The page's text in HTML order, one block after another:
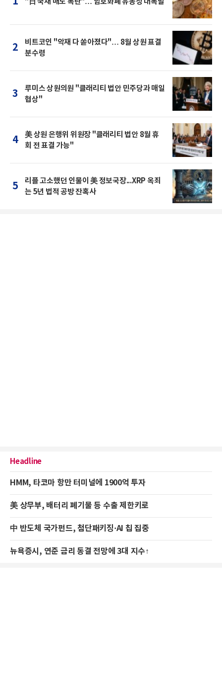
2
비트코인 "악재 다 쏟아졌다"… 8월 상원 표결
분수령
3
루미스 상원의원 "클래리티 법안 민주당과 매일
협상"
4
美 상원 은행위 위원장 "클래리티 법안 8월 휴
회 전 표결 가능"
5
리플 고소했던 인물이 美 정보국장...XRP 옥죄
는 5년 법적 공방 잔혹사
Headline
HMM, 타코마 항만 터미널에 1900억 투자
美 상무부, 배터리 폐기물 등 수출 제한키로
中 반도체 국가펀드, 첨단패키징·AI 칩 집중
뉴욕증시, 연준 금리 동결 전망에 3대 지수↑